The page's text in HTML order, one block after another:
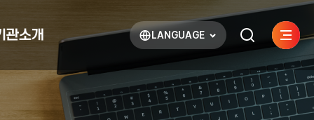
관소개 LANGUAGE
열기 검색하기
사이트
열기